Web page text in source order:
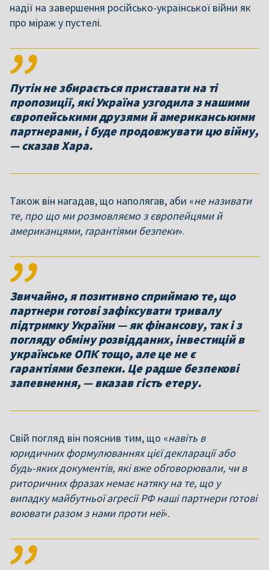
надії на завершення російсько-української війни як
про міраж у пустелі.
Путін не збирається приставати на ті
пропозиції, які Україна узгодила з нашими
європейськими друзями й американськими
партнерами, і буде продовжувати цю війну,
— сказав Хара.
Також він нагадав, що наполягав, аби «не називати
те, про що ми розмовляємо з європейцями й
американцями, гарантіями безпеки».
Звичайно, я позитивно сприймаю те, що
партнери готові зафіксувати тривалу
підтримку України — як фінансову, так і з
погляду обміну розвідданих, інвестицій в
українське ОПК тощо, але це не є
гарантіями безпеки. Це радше безпекові
запевнення, — вказав гість етеру.
Свій погляд він пояснив тим, що «навіть в
юридичних формулюваннях цієї декларації або
будь-яких документів, які вже обговорювали, чи в
риторичних фразах немає натяку на те, що у
випадку майбутньої агресії РФ наші партнери готові
воювати разом з нами проти неї».